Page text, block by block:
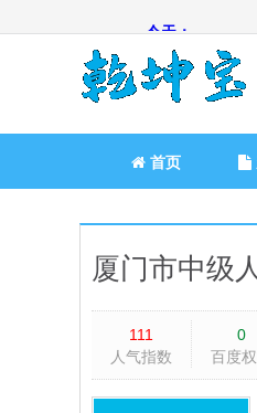
首页
厦门市中级
111
人气指数
0
百度